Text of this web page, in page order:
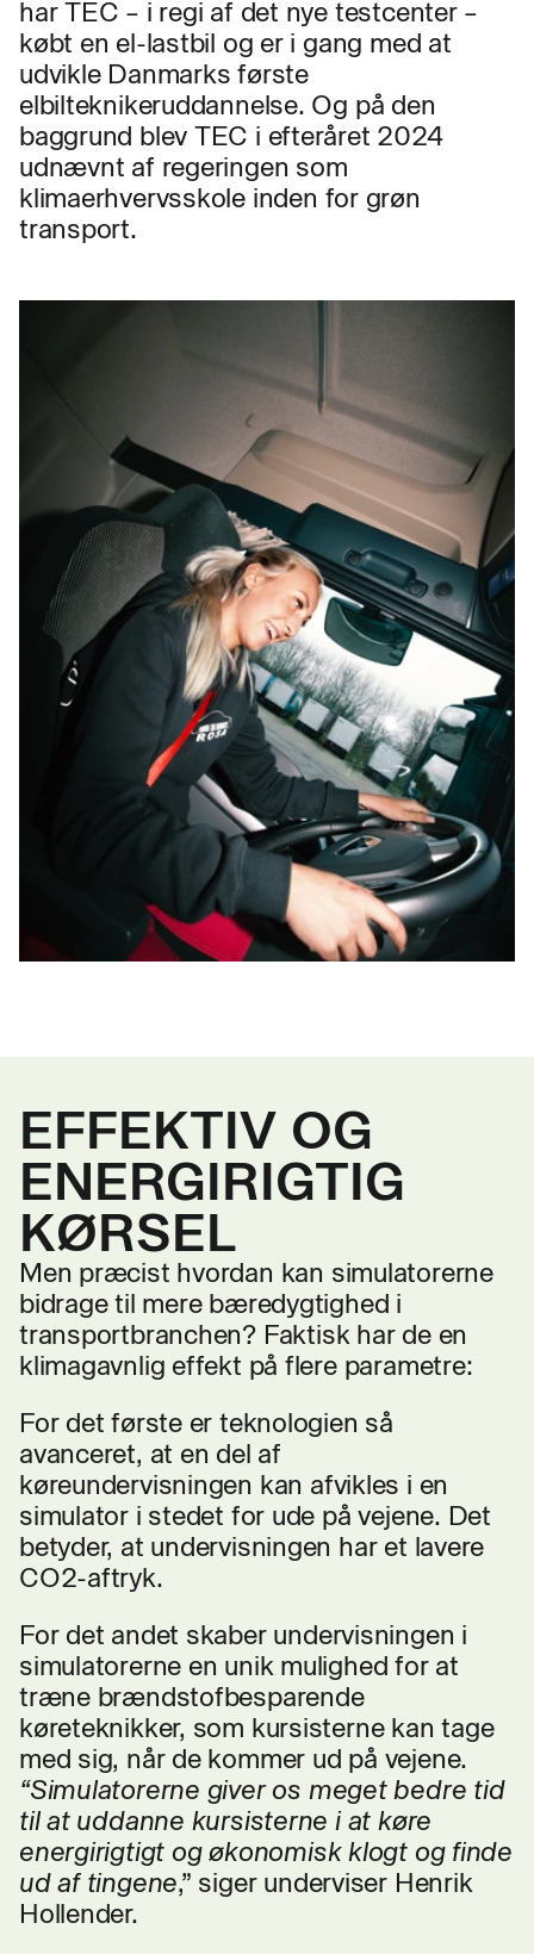
har TEC – i regi af det nye testcenter –
købt en el-lastbil og er i gang med at
udvikle Danmarks første
elbilteknikeruddannelse. Og på den
baggrund blev TEC i efteråret 2024
udnævnt af regeringen som
klimaerhvervsskole inden for grøn
transport.
EFFEKTIV OG
ENERGIRIGTIG
KØRSEL
Men præcist hvordan kan simulatorerne
bidrage til mere bæredygtighed i
transportbranchen? Faktisk har de en
klimagavnlig effekt på flere parametre:
For det første er teknologien så
avanceret, at en del af
køreundervisningen kan afvikles i en
simulator i stedet for ude på vejene. Det
betyder, at undervisningen har et lavere
CO2-aftryk.
For det andet skaber undervisningen i
simulatorerne en unik mulighed for at
træne brændstofbesparende
køreteknikker, som kursisterne kan tage
med sig, når de kommer ud på vejene.
“Simulatorerne giver os meget bedre tid
til at uddanne kursisterne i at køre
energirigtigt og økonomisk klogt og finde
ud af tingene,” siger underviser Henrik
Hollender.